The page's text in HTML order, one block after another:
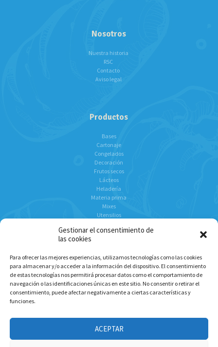
Gestionar el consentimiento de
las cookies
Para ofrecer las mejores experiencias, utilizamos tecnologías como las cookies
para almacenar y/o acceder a la información del dispositivo. El consentimiento
de estas tecnologías nos permitirá procesar datos como el comportamiento de
navegación o las identificaciones únicas en este sitio. No consentir o retirar el
consentimiento, puede afectar negativamente a ciertas características y
funciones.
ACEPTAR
Nosotros
Nuestra historia
RSC
Contacto
Aviso legal
Productos
Bases
Cartonaje
Congelados
Decoración
Frutos secos
Lácteos
Heladería
Materia prima
Mixes
Utensilios
Social
Instagram
Facebook